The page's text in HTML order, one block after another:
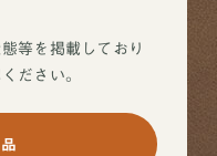
等を掲載しており
ださい。